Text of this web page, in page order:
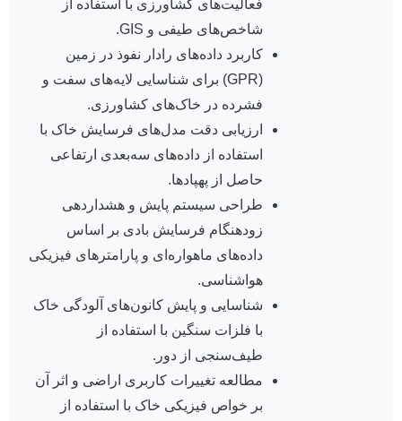
فعالیت‌های کشاورزی با استفاده از
شاخص‌های طیفی و GIS.
کاربرد داده‌های رادار نفوذ در زمین
(GPR) برای شناسایی لایه‌های سفت و
فشرده در خاک‌های کشاورزی.
ارزیابی دقت مدل‌های فرسایش خاک با
استفاده از داده‌های سه‌بعدی ارتفاعی
حاصل از پهپادها.
طراحی سیستم پایش و هشداردهی
زودهنگام فرسایش بادی بر اساس
داده‌های ماهواره‌ای و پارامترهای فیزیکی
هواشناسی.
شناسایی و پایش کانون‌های آلودگی خاک
با فلزات سنگین با استفاده از
طیف‌سنجی از دور.
مطالعه تغییرات کاربری اراضی و اثر آن
بر خواص فیزیکی خاک با استفاده از